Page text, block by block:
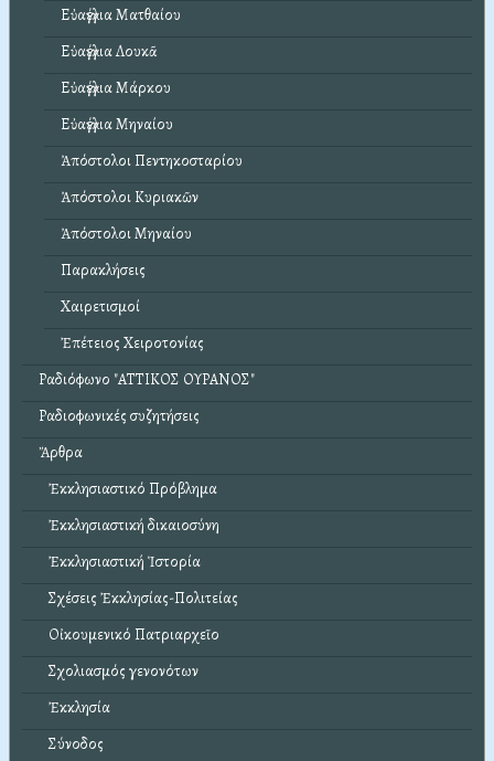
Εὐαγγέλια Ματθαίου
Εὐαγγέλια Λουκᾶ
Εὐαγγέλια Μάρκου
Εὐαγγέλια Μηναίου
Ἀπόστολοι Πεντηκοσταρίου
Ἀπόστολοι Κυριακῶν
Ἀπόστολοι Μηναίου
Παρακλήσεις
Χαιρετισμοί
Ἐπέτειος Χειροτονίας
Ραδιόφωνο "ΑΤΤΙΚΟΣ ΟΥΡΑΝΟΣ"
Ραδιοφωνικές συζητήσεις
Ἄρθρα
Ἐκκλησιαστικό Πρόβλημα
Ἐκκλησιαστική δικαιοσύνη
Ἐκκλησιαστική Ἱστορία
Σχέσεις Ἐκκλησίας-Πολιτείας
Οἰκουμενικό Πατριαρχεῖο
Σχολιασμός γενονότων
Ἐκκλησία
Σύνοδος